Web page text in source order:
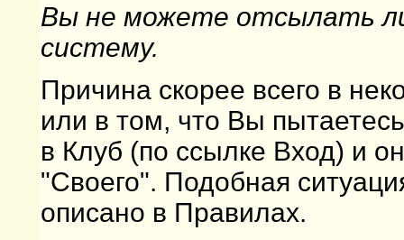
Вы не можете отсылать
систему.
Причина скорее всего в
или в том, что Вы
в Клуб (по ссылке Вход) и
"Своего". Подобная
описано в Правилах.